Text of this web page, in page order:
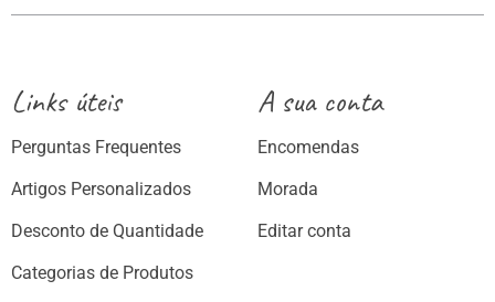
Links úteis
Perguntas Frequentes
Artigos Personalizados
Desconto de Quantidade
Categorias de Produtos
A sua conta
Encomendas
Morada
Editar conta